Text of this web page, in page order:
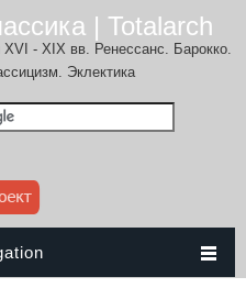
| Totalarch
XVI - XIX вв. Ренессанс. Барокко.
Эклектика